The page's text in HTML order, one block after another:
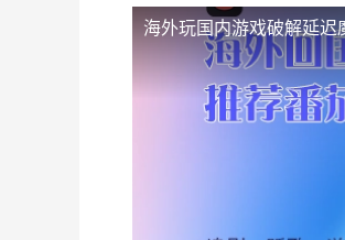
海外玩国内游戏破解延迟